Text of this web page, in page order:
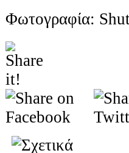
Φωτογραφία: